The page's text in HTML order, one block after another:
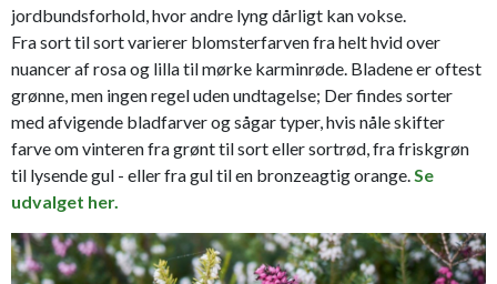
jordbundsforhold, hvor andre lyng dårligt kan vokse.
Fra sort til sort varierer blomsterfarven fra helt hvid over
nuancer af rosa og lilla til mørke karminrøde. Bladene er oftest
grønne, men ingen regel uden undtagelse; Der findes sorter
med afvigende bladfarver og sågar typer, hvis nåle skifter
farve om vinteren fra grønt til sort eller sortrød, fra friskgrøn
til lysende gul - eller fra gul til en bronzeagtig orange.Se
udvalget her.